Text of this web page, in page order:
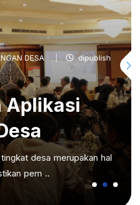
DESA
dipublish
Aplikasi
desa merupakan hal
pem ..